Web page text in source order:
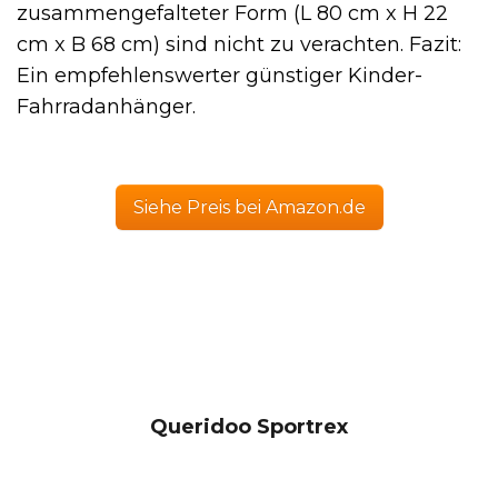
zusammengefalteter Form (L 80 cm x H 22
cm x B 68 cm) sind nicht zu verachten. Fazit:
Ein empfehlenswerter günstiger Kinder-
Fahrradanhänger.
Siehe Preis bei Amazon.de
Queridoo Sportrex